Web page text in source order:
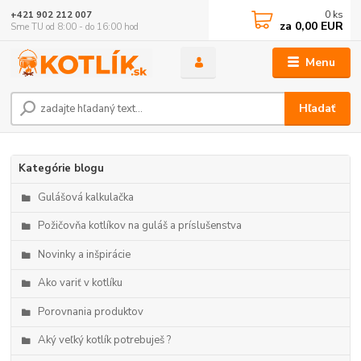
Menu
Hľadať
+421 902 212 007
Sme TU od 8:00 - do 16:00 hod
0 ks
za 0,00 EUR
Kategórie blogu
Gulášová kalkulačka
Požičovňa kotlíkov na guláš a príslušenstva
Novinky a inšpirácie
Ako variť v kotlíku
Porovnania produktov
Aký veľký kotlík potrebuješ ?